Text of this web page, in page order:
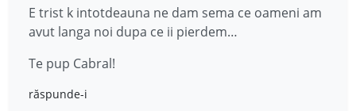
E trist k intotdeauna ne dam sema ce oameni am
avut langa noi dupa ce ii pierdem…
Te pup Cabral!
răspunde-i